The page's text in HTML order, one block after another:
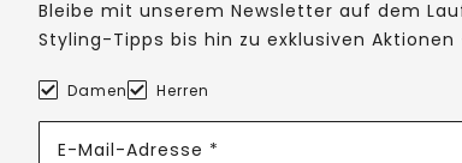
Bleibe mit unserem Newsletter auf dem
Styling-Tipps bis hin zu exklusiven
Damen Herren
E-Mail-Adresse *